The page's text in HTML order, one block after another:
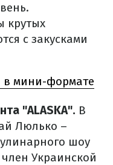
крутых
с закусками
в мини-формате
"ALASKA". В
Люлько –
шоу
Украинской